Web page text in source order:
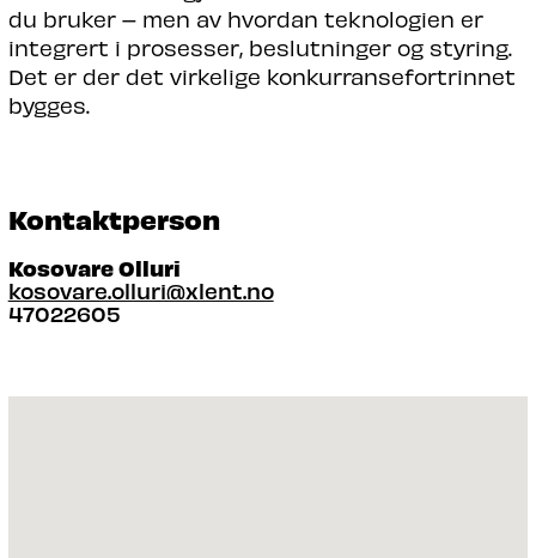
du bruker – men av hvordan teknologien er
integrert i prosesser, beslutninger og styring.
Det er der det virkelige konkurransefortrinnet
bygges.
Kontaktperson
Kosovare Olluri
kosovare.olluri@xlent.no
47022605